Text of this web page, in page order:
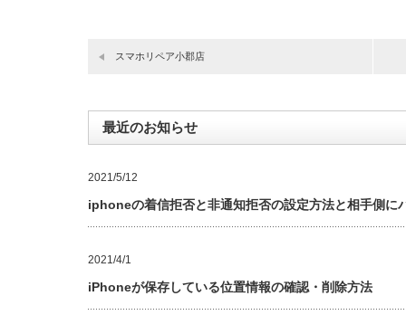
スマホリペア小郡店
最近のお知らせ
2021/5/12
iphoneの着信拒否と非通知拒否の設定方法と相手側に
2021/4/1
iPhoneが保存している位置情報の確認・削除方法